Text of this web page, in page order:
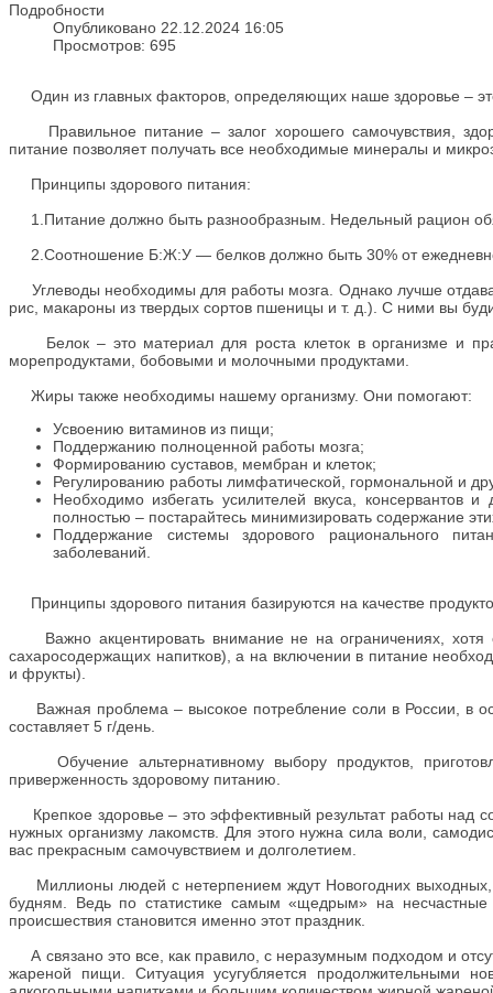
Подробности
Опубликовано 22.12.2024 16:05
Просмотров: 695
Один из главных факторов, определяющих наше здоровье –
Правильное питание – залог хорошего самочувствия,
питание позволяет получать все необходимые минералы и
Принципы здорового питания:
1.Питание должно быть разнообразным. Недельный рацион
2.Соотношение Б:Ж:У — белков должно быть 30% от
Углеводы необходимы для работы мозга. Однако лучше
рис, макароны из твердых сортов пшеницы и т. д.). С ними вы
Белок – это материал для роста клеток в организме и
морепродуктами, бобовыми и молочными продуктами.
Жиры также необходимы нашему организму. Они помогают:
Усвоению витаминов из пищи;
Поддержанию полноценной работы мозга;
Формированию суставов, мембран и клеток;
Регулированию работы лимфатической, гормональной и
Необходимо избегать усилителей вкуса, консервантов
полностью – постарайтесь минимизировать содержание
Поддержание системы здорового рационального
заболеваний.
Принципы здорового питания базируются на качестве
Важно акцентировать внимание не на ограничениях, хотя
сахаросодержащих напитков), а на включении в питание
и фрукты).
Важная проблема – высокое потребление соли в России, в
составляет 5 г/день.
Обучение альтернативному выбору продуктов,
приверженность здоровому питанию.
Крепкое здоровье – это эффективный результат работы над
нужных организму лакомств. Для этого нужна сила воли,
вас прекрасным самочувствием и долголетием.
Миллионы людей с нетерпением ждут Новогодних выходных,
будням. Ведь по статистике самым «щедрым» на
происшествия становится именно этот праздник.
А связано это все, как правило, с неразумным подходом и
жареной пищи. Ситуация усугубляется продолжительными